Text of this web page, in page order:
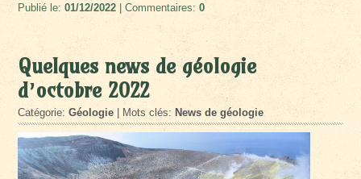
Publié le:01/12/2022 | Commentaires:0
Quelques news de géologie
d’octobre 2022
Catégorie:Géologie | Mots clés: News de géologie